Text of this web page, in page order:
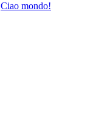
Ciao mondo!